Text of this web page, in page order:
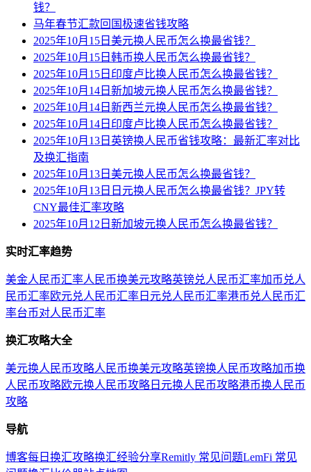
钱？
马年春节汇款回国极速省钱攻略
2025年10月15日美元换人民币怎么换最省钱？
2025年10月15日韩币换人民币怎么换最省钱？
2025年10月15日印度卢比换人民币怎么换最省钱？
2025年10月14日新加坡元换人民币怎么换最省钱？
2025年10月14日新西兰元换人民币怎么换最省钱？
2025年10月14日印度卢比换人民币怎么换最省钱？
2025年10月13日英镑换人民币省钱攻略：最新汇率对比
及换汇指南
2025年10月13日美元换人民币怎么换最省钱？
2025年10月13日日元换人民币怎么换最省钱？JPY转
CNY最佳汇率攻略
2025年10月12日新加坡元换人民币怎么换最省钱？
实时汇率趋势
美金人民币汇率人民币换美元攻略英镑兑人民币汇率加币兑人
民币汇率欧元兑人民币汇率 日元兑人民币汇率港币兑人民币汇
率台币对人民币汇率
换汇攻略大全
美元换人民币攻略人民币换美元攻略英镑换人民币攻略加币换
人民币攻略欧元换人民币攻略 日元换人民币攻略港币换人民币
攻略
导航
博客每日换汇攻略换汇经验分享Remitly 常见问题LemFi 常见